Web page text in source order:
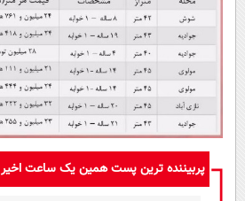
پربیننده ترین پست همین یک ساعت اخیر